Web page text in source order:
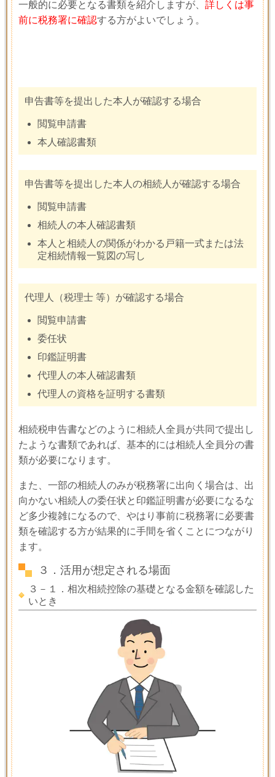
一般的に必要となる書類を紹介しますが、 詳しくは事
前に税務署に確認する方がよいでしょう。
申告書等を提出した本人が確認する場合
閲覧申請書
本人確認書類
申告書等を提出した本人の相続人が確認する場合
閲覧申請書
相続人の本人確認書類
本人と相続人の関係がわかる戸籍一式または法
定相続情報一覧図の写し
代理人（税理士 等）が確認する場合
閲覧申請書
委任状
印鑑証明書
代理人の本人確認書類
代理人の資格を証明する書類
相続税申告書などのように相続人全員が共同で提出し
たような書類であれば、基本的には相続人全員分の書
類が必要になります。
また、一部の相続人のみが税務署に出向く場合は、出
向かない相続人の委任状と印鑑証明書が必要になるな
ど多少複雑になるので、やはり事前に税務署に必要書
類を確認する方が結果的に手間を省くことにつながり
ます。
３．活用が想定される場面
３－１．相次相続控除の基礎となる金額を確認した
いとき